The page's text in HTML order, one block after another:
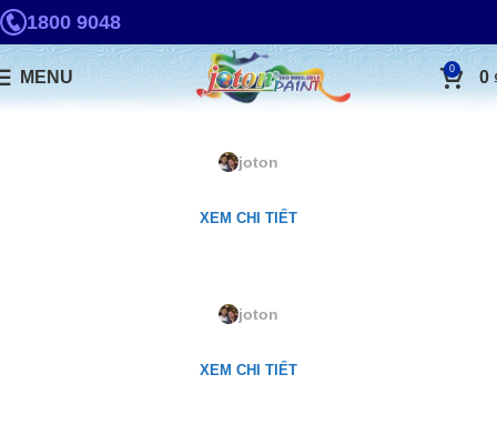
1800 9048
MENU 0 0
joton
XEM CHI TIẾT
joton
XEM CHI TIẾT